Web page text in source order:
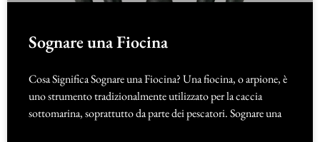
Sognare una Fiocina
Cosa Significa Sognare una Fiocina? Una fiocina, o arpione, è
uno strumento tradizionalmente utilizzato per la caccia
sottomarina, soprattutto da parte dei pescatori. Sognare una